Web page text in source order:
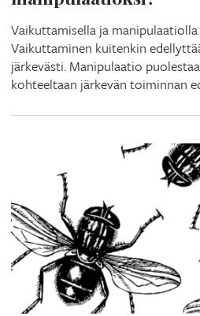
Vaikuttamisella ja
Vaikuttaminen kuitenkin
järkevästi. Manipulaatio
kohteeltaan järkevän toiminnan